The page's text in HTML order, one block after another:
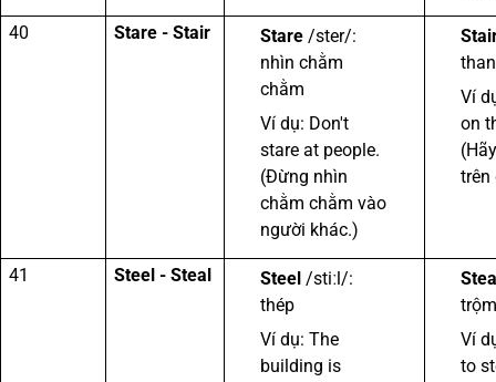
40 Stare - Stair Stare/ster/:
nhìn chằm
chằm
Ví dụ: Don't
stare at people.
(Đừng nhìn
chằm chằm vào
người khác.)
Ví
on
trên
41 Steel - Steal Steel /stiːl/:
thép
Ví dụ: The
building is
trộm
Ví
to